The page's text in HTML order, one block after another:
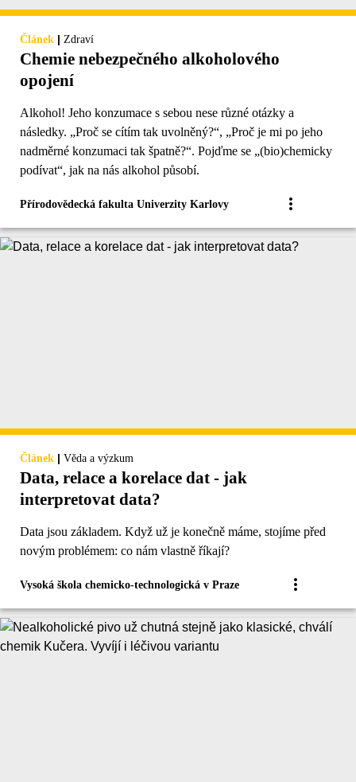
Článek | Zdraví
Chemie nebezpečného alkoholového
opojení
Alkohol! Jeho konzumace s sebou nese různé otázky a
následky. „Proč se cítím tak uvolněný?“, „Proč je mi po jeho
nadměrné konzumaci tak špatně?“. Pojďme se „(bio)chemicky
podívat“, jak na nás alkohol působí.
Přírodovědecká fakulta Univerzity Karlovy
Článek | Věda a výzkum
Data, relace a korelace dat - jak
interpretovat data?
Data jsou základem. Když už je konečně máme, stojíme před
novým problémem: co nám vlastně říkají?
Vysoká škola chemicko-technologická v Praze